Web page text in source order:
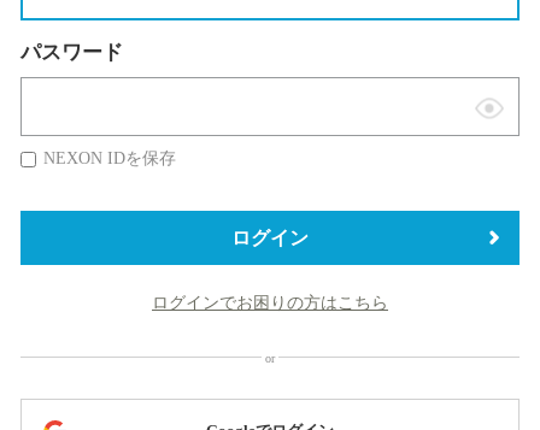
パスワード
表
替
NEXON IDを保存
ログイン
ログインでお困りの方はこちら